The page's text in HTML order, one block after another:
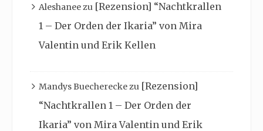
Aleshaneezu [Rezension] “Nachtkrallen
1 – Der Orden der Ikaria” von Mira
Valentin und Erik Kellen
Mandys Buechereckezu [Rezension]
“Nachtkrallen 1 – Der Orden der
Ikaria” von Mira Valentin und Erik